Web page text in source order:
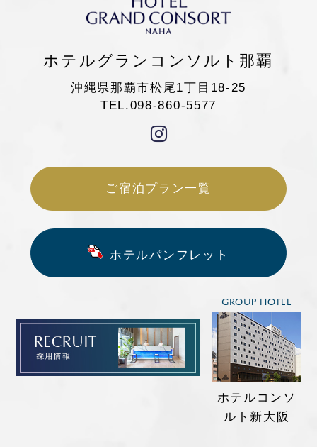
ホテルグランコンソルト那覇
沖縄県那覇市松尾1丁目18-25
TEL.098-860-5577
ご宿泊プラン一覧
ホテルパンフレット
GROUP HOTEL
ホテルコンソ
ルト新大阪